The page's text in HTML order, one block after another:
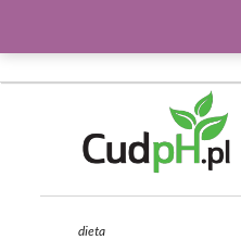
dieta